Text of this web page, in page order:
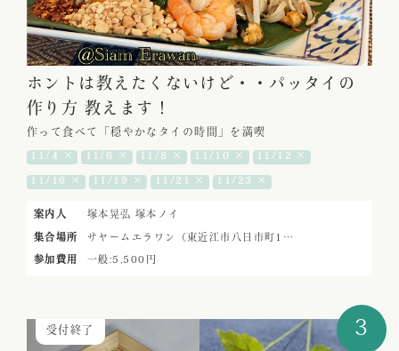
ホントは教えたくないけど・・パッタイの
作り方 教えます！
作って食べて「穏やかなタイの時間」を満喫
11/4 × 11/6 × 11/8 × 11/10 × 11/12 ×
11/16 × 11/19 × 11/21 × 11/23 ×
案内人 塚本晃弘 塚本ノイ
集合場所 サヤームエラワン（東近江市八日市町1…
参加費用 一般:5,500円
受付終了 3